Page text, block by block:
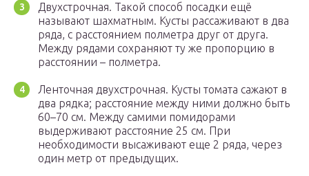
Двухстрочная. Такой способ посадки ещё
называют шахматным. Кусты рассаживают в два
ряда, с расстоянием полметра друг от друга.
Между рядами сохраняют ту же пропорцию в
расстоянии – полметра.
Ленточная двухстрочная. Кусты томата сажают в
два рядка; расстояние между ними должно быть
60–70 см. Между самими помидорами
выдерживают расстояние 25 см. При
необходимости высаживают еще 2 ряда, через
один метр от предыдущих.